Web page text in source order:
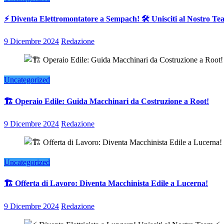
⚡ Diventa Elettromontatore a Sempach! 🛠️ Unisciti al Nostro
9 Dicembre 2024 Redazione
Uncategorized
🏗️ Operaio Edile: Guida Macchinari da Costruzione a Root!
9 Dicembre 2024 Redazione
Uncategorized
🏗️ Offerta di Lavoro: Diventa Macchinista Edile a Lucerna!
9 Dicembre 2024 Redazione